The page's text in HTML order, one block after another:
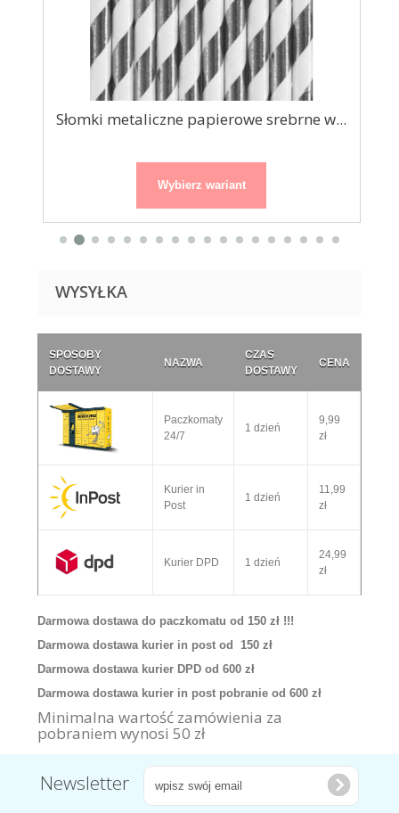
Słomki metaliczne papierowe srebrne w...
Wybierz wariant
WYSYŁKA
SPOSOBY
DOSTAWY
NAZWA
CZAS
DOSTAWY
CENA
Paczkomaty
24/7
1 dzień
9,99
zł
Kurier in
Post
1 dzień
11,99
zł
Kurier DPD 1 dzień
24,99
zł
Darmowa dostawa do paczkomatu od 150 zł !!!
Darmowa dostawa kurier in post od 150 zł
Darmowa dostawa kurier DPD od 600 zł
Darmowa dostawa kurier in post pobranie od 600 zł
Minimalna wartość zamówienia za
pobraniem wynosi 50 zł
Newsletter